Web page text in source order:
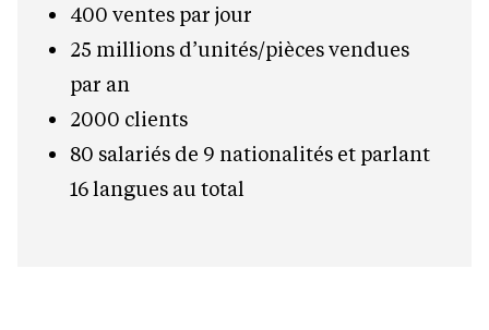
400 ventes par jour
25 millions d’unités/pièces vendues
par an
2000 clients
80 salariés de 9 nationalités et parlant
16 langues au total